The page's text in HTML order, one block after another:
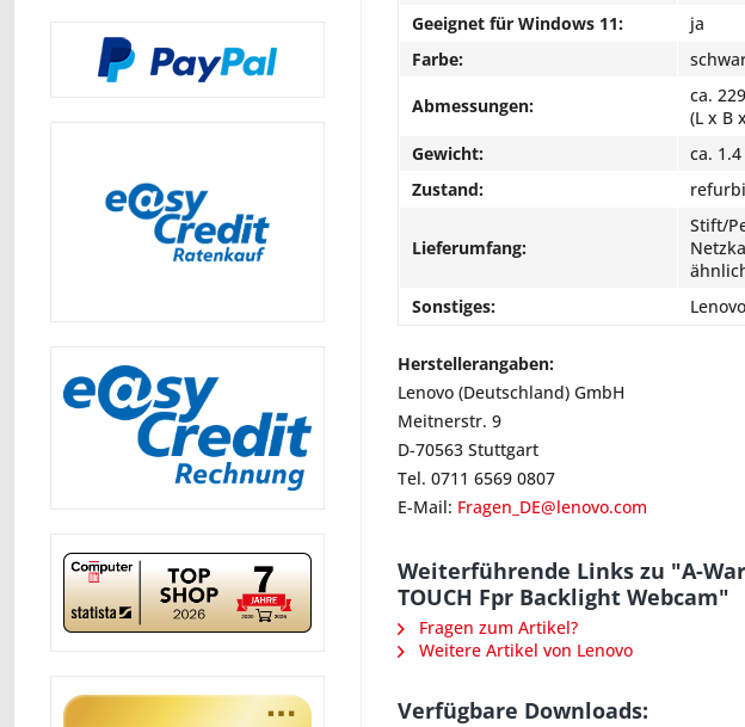
Geeignet für Windows 11:
ja
Farbe:
Abmessungen:
ca.
(L x B
Gewicht:
ca.
Zustand:
Lieferumfang:
Stift/
Sonstiges:
Herstellerangaben:
Lenovo (Deutschland) GmbH
Meitnerstr. 9
D-70563 Stuttgart
Tel. 0711 6569 0807
E-Mail: Fragen_DE@lenovo.com
Weiterführende Links zu "A-
TOUCH Fpr Backlight Webcam"
Fragen zum Artikel?
Weitere Artikel von Lenovo
Verfügbare Downloads: